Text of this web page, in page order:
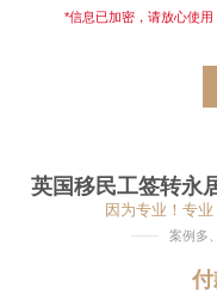
*信息已加密，请放心使用
英国移民工签转永
因为专业！专业
案例多